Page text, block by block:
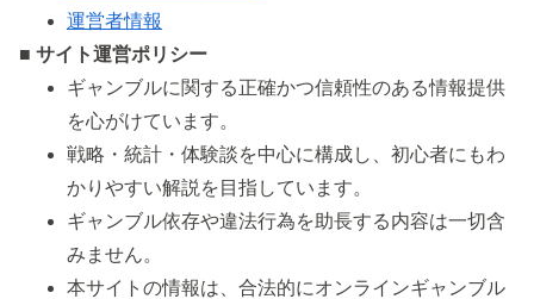
運営者情報
■ サイト運営ポリシー
ギャンブルに関する正確かつ信頼性のある情報提供
を心がけています。
戦略・統計・体験談を中心に構成し、初心者にもわ
かりやすい解説を目指しています。
ギャンブル依存や違法行為を助長する内容は一切含
みません。
本サイトの情報は、合法的にオンラインギャンブル